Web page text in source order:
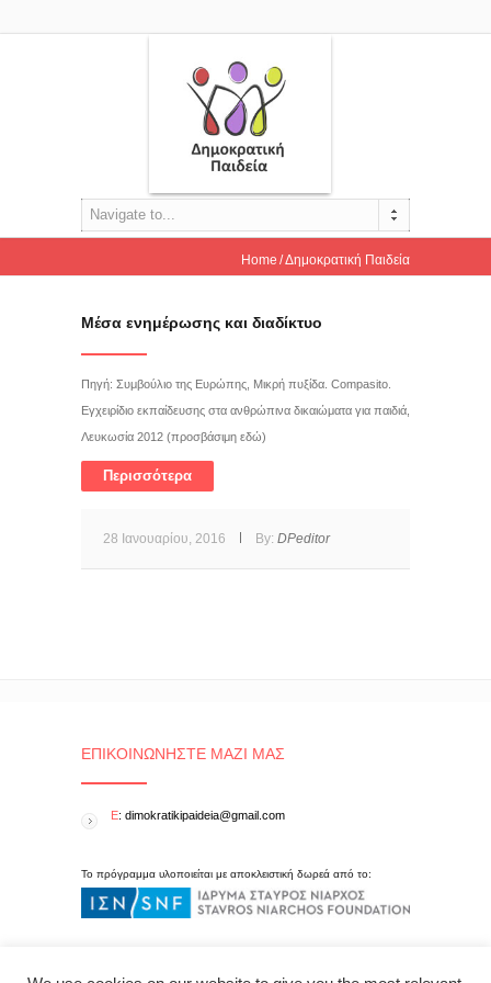
Navigate to...
Home Δημοκρατική Παιδεία
Μέσα ενημέρωσης και διαδίκτυο
Πηγή: Συμβούλιο της Ευρώπης, Μικρή πυξίδα. Compasito.
Εγχειρίδιο εκπαίδευσης στα ανθρώπινα δικαιώματα για παιδιά,
Λευκωσία 2012 (προσβάσιμη εδώ)
Περισσότερα
28 Ιανουαρίου, 2016 By: DPeditor
ΕΠΙΚΟΙΝΩΝΉΣΤΕ ΜΑΖΊ ΜΑΣ
E: dimokratikipaideia@gmail.com
Το πρόγραμμα υλοποιείται με αποκλειστική δωρεά από το: